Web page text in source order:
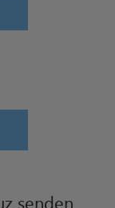
senden